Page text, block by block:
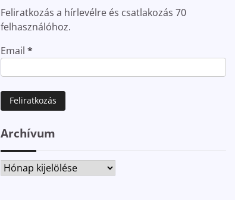
Feliratkozás a hírlevélre és csatlakozás 70
felhasználóhoz.
Email *
Archívum
Archívum